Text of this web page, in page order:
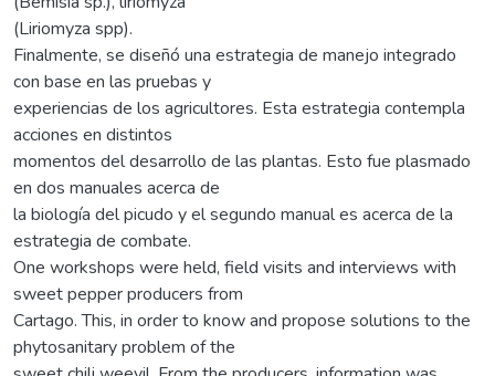
(Liriomyza spp).
Finalmente, se diseñó una estrategia de manejo integrado
con base en las pruebas y
experiencias de los agricultores. Esta estrategia contempla
acciones en distintos
momentos del desarrollo de las plantas. Esto fue plasmado
en dos manuales acerca de
la biología del picudo y el segundo manual es acerca de la
estrategia de combate.
One workshops were held, field visits and interviews with
sweet pepper producers from
Cartago. This, in order to know and propose solutions to the
phytosanitary problem of the